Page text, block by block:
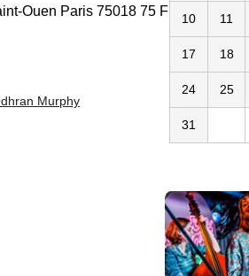
Ouen Paris 75018 75 FR Le Hasard
Murphy
10 11
17 18
24 25
31